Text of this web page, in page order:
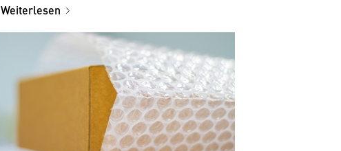
für den Handel“
Weiterlesen